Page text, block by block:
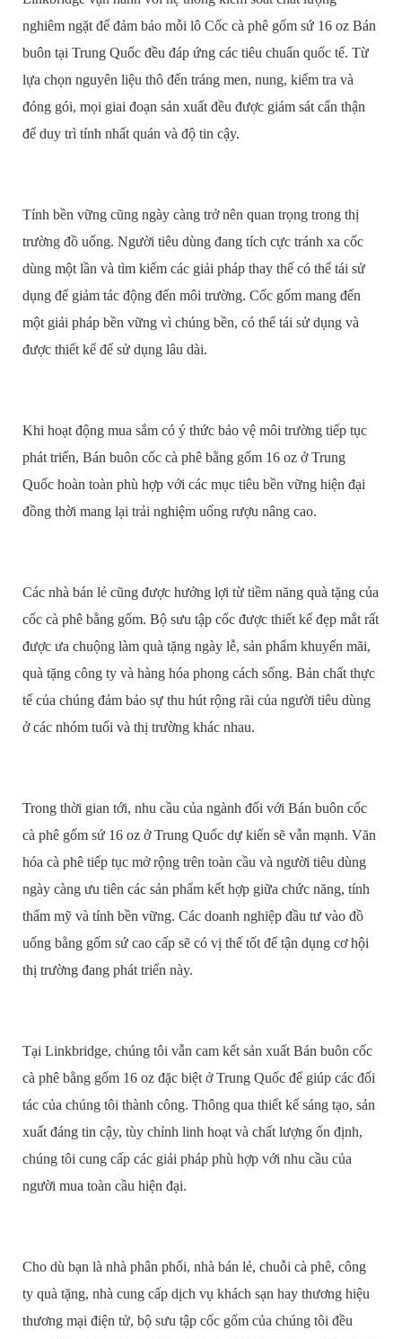
nghiêm ngặt để đảm bảo mỗi lô Cốc cà phê gốm sứ 16 oz Bán
buôn tại Trung Quốc đều đáp ứng các tiêu chuẩn quốc tế. Từ
lựa chọn nguyên liệu thô đến tráng men, nung, kiểm tra và
đóng gói, mọi giai đoạn sản xuất đều được giám sát cẩn thận
để duy trì tính nhất quán và độ tin cậy.
Tính bền vững cũng ngày càng trở nên quan trọng trong thị
trường đồ uống. Người tiêu dùng đang tích cực tránh xa cốc
dùng một lần và tìm kiếm các giải pháp thay thế có thể tái sử
dụng để giảm tác động đến môi trường. Cốc gốm mang đến
một giải pháp bền vững vì chúng bền, có thể tái sử dụng và
được thiết kế để sử dụng lâu dài.
Khi hoạt động mua sắm có ý thức bảo vệ môi trường tiếp tục
phát triển, Bán buôn cốc cà phê bằng gốm 16 oz ở Trung
Quốc hoàn toàn phù hợp với các mục tiêu bền vững hiện đại
đồng thời mang lại trải nghiệm uống rượu nâng cao.
Các nhà bán lẻ cũng được hưởng lợi từ tiềm năng quà tặng của
cốc cà phê bằng gốm. Bộ sưu tập cốc được thiết kế đẹp mắt rất
được ưa chuộng làm quà tặng ngày lễ, sản phẩm khuyến mãi,
quà tặng công ty và hàng hóa phong cách sống. Bản chất thực
tế của chúng đảm bảo sự thu hút rộng rãi của người tiêu dùng
ở các nhóm tuổi và thị trường khác nhau.
Trong thời gian tới, nhu cầu của ngành đối với Bán buôn cốc
cà phê gốm sứ 16 oz ở Trung Quốc dự kiến sẽ vẫn mạnh. Văn
hóa cà phê tiếp tục mở rộng trên toàn cầu và người tiêu dùng
ngày càng ưu tiên các sản phẩm kết hợp giữa chức năng, tính
thẩm mỹ và tính bền vững. Các doanh nghiệp đầu tư vào đồ
uống bằng gốm sứ cao cấp sẽ có vị thế tốt để tận dụng cơ hội
thị trường đang phát triển này.
Tại Linkbridge, chúng tôi vẫn cam kết sản xuất Bán buôn cốc
cà phê bằng gốm 16 oz đặc biệt ở Trung Quốc để giúp các đối
tác của chúng tôi thành công. Thông qua thiết kế sáng tạo, sản
xuất đáng tin cậy, tùy chỉnh linh hoạt và chất lượng ổn định,
chúng tôi cung cấp các giải pháp phù hợp với nhu cầu của
người mua toàn cầu hiện đại.
Cho dù bạn là nhà phân phối, nhà bán lẻ, chuỗi cà phê, công
ty quà tặng, nhà cung cấp dịch vụ khách sạn hay thương hiệu
thương mại điện tử, bộ sưu tập cốc gốm của chúng tôi đều